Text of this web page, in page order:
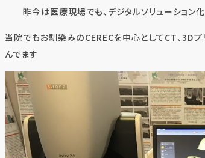
昨今は医療現場でも、デジタルソリューション
当院でもお馴染みのCERECを中心としてCT、3D
んでます